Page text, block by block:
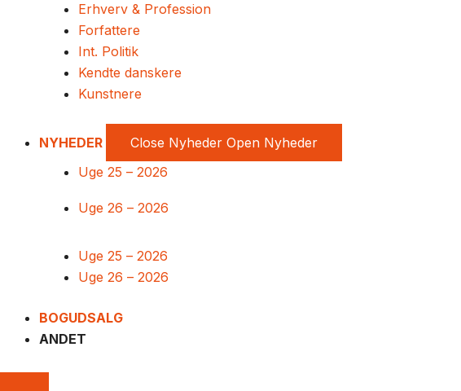
Erhverv & Profession
Forfattere
Int. Politik
Kendte danskere
Kunstnere
NYHEDER Close Nyheder Open Nyheder
Uge 25 – 2026
Uge 26 – 2026
Uge 25 – 2026
Uge 26 – 2026
BOGUDSALG
ANDET